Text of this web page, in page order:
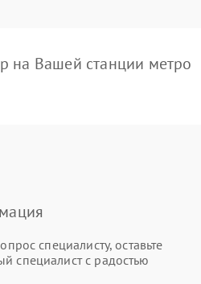
на Вашей станции метро
специалисту, оставьте
специалист с радостью